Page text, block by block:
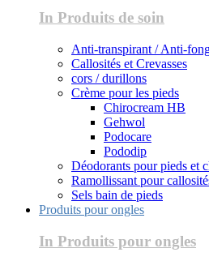
In Produits de soin
Anti-transpirant / Anti-
Callosités et Crevasses
cors / durillons
Crème pour les pieds
Chirocream HB
Gehwol
Podocare
Pododip
Déodorants pour pieds et
Ramollissant pour
Sels bain de pieds
Produits pour ongles
In Produits pour ongles